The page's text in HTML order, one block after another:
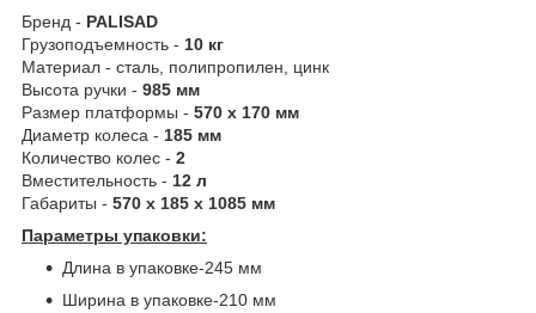
Бренд - PALISAD
Грузоподъемность - 10 кг
Материал - сталь, полипропилен, цинк
Высота ручки - 985 мм
Размер платформы - 570 х 170 мм
Диаметр колеса - 185 мм
Количество колес - 2
Вместительность - 12 л
Габариты - 570 x 185 x 1085 мм
Параметры упаковки:
Длина в упаковке-245 мм
Ширина в упаковке-210 мм